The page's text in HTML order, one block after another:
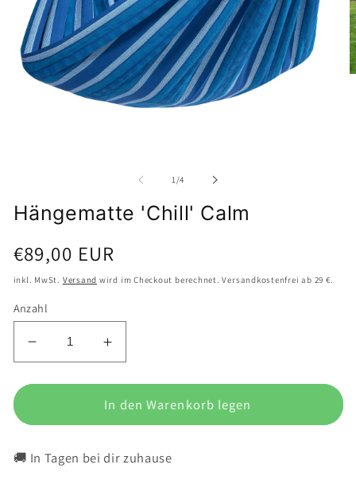
1/von
4
Hängematte 'Chill' Calm
Normaler
Preis
€89,00 EUR
inkl. MwSt. Versand wird im Checkout berechnet. Versandkostenfrei ab 29 €.
Anzahl
Verringere
die
Menge
Hängematte
Calm
Erhöhe
die
Menge
für
Hängematte
Calm
In den Warenkorb legen
🚚 In Tagen bei dir zuhause